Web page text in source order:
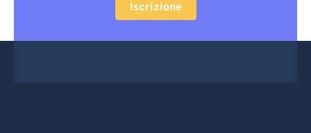
Iscrizione